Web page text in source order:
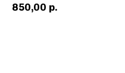
850,00 р.